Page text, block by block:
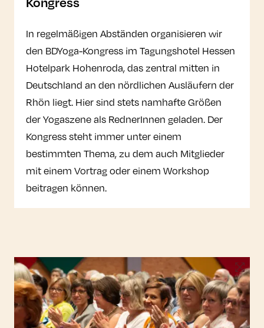
In regelmäßigen Abständen organisieren wir
den BDYoga-Kongress im Tagungshotel Hessen
Hotelpark Hohenroda, das zentral mitten in
Deutschland an den nördlichen Ausläufern der
Rhön liegt. Hier sind stets namhafte Größen
der Yogaszene als RednerInnen geladen. Der
Kongress steht immer unter einem
bestimmten Thema, zu dem auch Mitglieder
mit einem Vortrag oder einem Workshop
beitragen können.